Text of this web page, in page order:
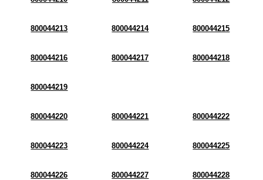
800044213 800044214 800044215
800044216 800044217 800044218
800044219
800044220 800044221 800044222
800044223 800044224 800044225
800044226 800044227 800044228